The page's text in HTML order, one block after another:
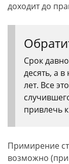
доходит до
Срок
десять, а
лет. Все
привлечь
Примирение
возможно